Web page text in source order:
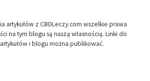
artykułów z CBDLeczy.com wszelkie prawa
na tym blogu są naszą własnością. Linki do
i blogu można publikować.